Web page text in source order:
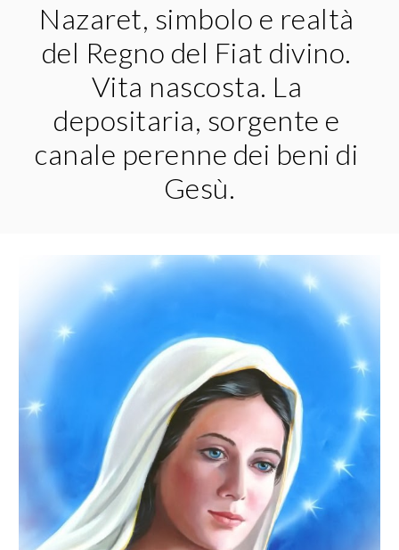
Nazaret, simbolo e realtà
del Regno del Fiat divino.
Vita nascosta. La
depositaria, sorgente e
canale perenne dei beni di
Gesù.